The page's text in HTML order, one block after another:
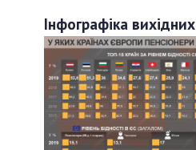
Інфографіка вихідних